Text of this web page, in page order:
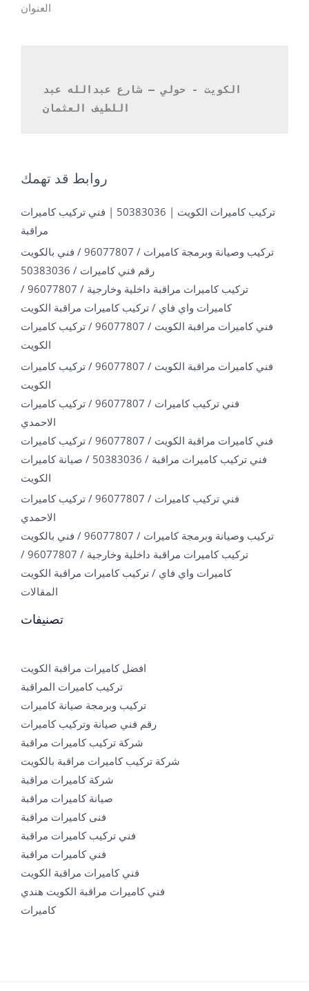
العنوان
اللطيف العثمان
روابط قد تهمك
تركيب كاميرات الكويت | 50383036 | فني تركيب كاميرات
مراقبة
تركيب وصيانة وبرمجة كاميرات / 96077807 / فني بالكويت
رقم فني كاميرات / 50383036
تركيب كاميرات مراقبة داخلية وخارجية / 96077807 /
كاميرات واي فاي / تركيب كاميرات مراقبة الكويت
فني كاميرات مراقبة الكويت / 96077807 / تركيب كاميرات
الكويت
فني كاميرات مراقبة الكويت / 96077807 / تركيب كاميرات
الكويت
فني تركيب كاميرات / 96077807 / تركيب كاميرات
الاحمدي
فني كاميرات مراقبة الكويت / 96077807 / تركيب كاميرات
فني تركيب كاميرات مراقبة / 50383036 / صيانة كاميرات
الكويت
فني تركيب كاميرات / 96077807 / تركيب كاميرات
الاحمدي
تركيب وصيانة وبرمجة كاميرات / 96077807 / فني بالكويت
تركيب كاميرات مراقبة داخلية وخارجية / 96077807 /
كاميرات واي فاي / تركيب كاميرات مراقبة الكويت
المقالات
تصنيفات
افضل كاميرات مراقبة الكويت
تركيب كاميرات المراقبة
تركيب وبرمجة صيانة كاميرات
رقم فني صيانة وتركيب كاميرات
شركة تركيب كاميرات مراقبة
شركة تركيب كاميرات مراقبة بالكويت
شركة كاميرات مراقبة
صيانة كاميرات مراقبة
فنى كاميرات مراقبة
فني تركيب كاميرات مراقبة
فني كاميرات مراقبة
فني كاميرات مراقبة الكويت
فني كاميرات مراقبة الكويت هندي
كاميرات